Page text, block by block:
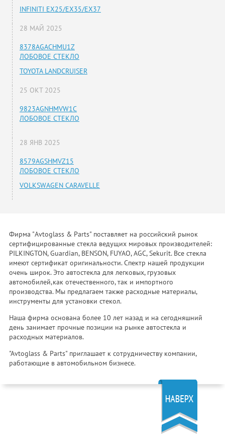
INFINITI EX25/EX35/EX37
28 МАЙ 2025
8378AGACHMU1Z
ЛОБОВОЕ СТЕКЛО
TOYOTA LANDCRUISER
25 ОКТ 2025
9823AGNHMVW1C
ЛОБОВОЕ СТЕКЛО
28 ЯНВ 2025
8579AGSHMVZ15
ЛОБОВОЕ СТЕКЛО
VOLKSWAGEN CARAVELLE
Фирма "Avtoglass & Parts" поставляет на российский рынок
сертифицированные стекла ведущих мировых производителей:
PILKINGTON, Guardian, BENSON, FUYAO, AGC, Sekurit. Все стекла
имеют сертификат оригинальности. Спектр нашей продукции
очень широк. Это автостекла для легковых, грузовых
автомобилей,как отечественного, так и импортного
производства. Мы предлагаем также расходные материалы,
инструменты для установки стекол.
Наша фирма основана более 10 лет назад и на сегодняшний
день занимает прочные позиции на рынке автостекла и
расходных материалов.
"Avtoglass & Parts" приглашает к сотрудничеству компании,
работающие в автомобильном бизнесе.